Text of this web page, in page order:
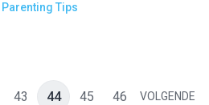
Parenting Tips
43 44 45 46 VOLGENDE